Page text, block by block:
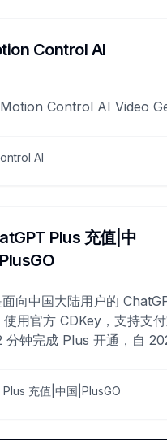
Control AI
Control AI Video
AI
Plus 充值|中
向中国大陆用户的
使用官方 CDKey，支持支
分钟完成 Plus 开通，自
充值|中国|PlusGO